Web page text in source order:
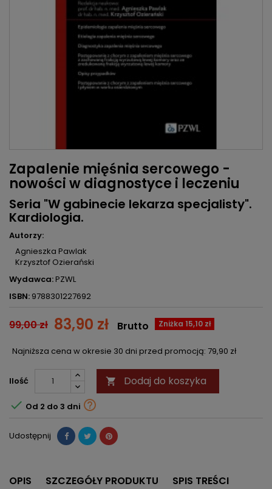
Zapalenie mięśnia sercowego -
nowości w diagnostyce i leczeniu
Seria "W gabinecie lekarza specjalisty".
Kardiologia.
Autorzy:
Agnieszka Pawlak
Krzysztof Ozierański
Wydawca:PZWL
ISBN: 9788301227692
99,00 zł 83,90 zł Zniżka 15,10 zł
Brutto
Najniższa cena w okresie 30 dni przed promocją: 79,90 zł
Ilość  Dodaj do koszyka
 Od 2 do 3 dni 
Udostępnij
OPIS SZCZEGÓŁY PRODUKTU SPIS TREŚCI